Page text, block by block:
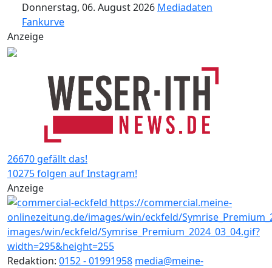
Donnerstag, 06. August 2026 Mediadaten
Fankurve
Anzeige
26670 gefällt das!
10275 folgen auf Instagram!
Anzeige
Redaktion: 0152 - 01991958 media@meine-